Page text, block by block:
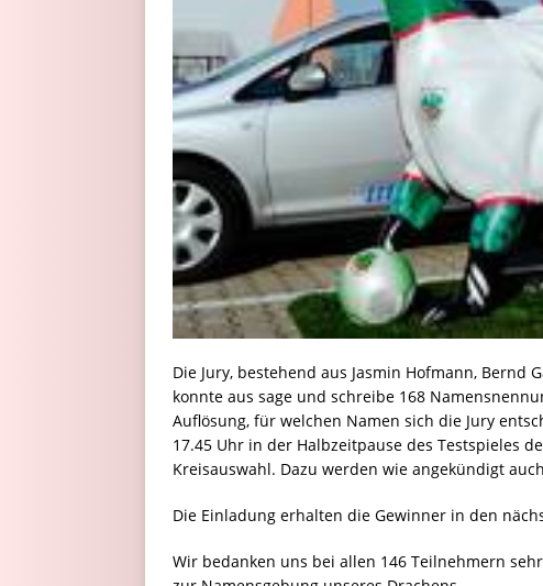
Die Jury, bestehend aus Jasmin Hofmann, Bernd
konnte aus sage und schreibe 168
Auflösung, für welchen Namen sich die Jury
17.45 Uhr in der Halbzeitpause des Testspieles
Kreisauswahl. Dazu werden wie angekündigt
Die Einladung erhalten die Gewinner in den
Wir bedanken uns bei allen 146 Teilnehmern